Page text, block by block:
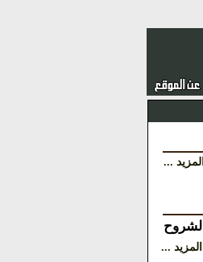
المزيد ...
الشروح
المزيد ...